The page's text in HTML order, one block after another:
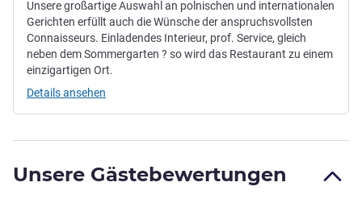
Unsere großartige Auswahl an polnischen und internationalen
Gerichten erfüllt auch die Wünsche der anspruchsvollsten
Connaisseurs. Einladendes Interieur, prof. Service, gleich
neben dem Sommergarten ? so wird das Restaurant zu einem
einzigartigen Ort.
Details ansehen
Unsere Gästebewertungen